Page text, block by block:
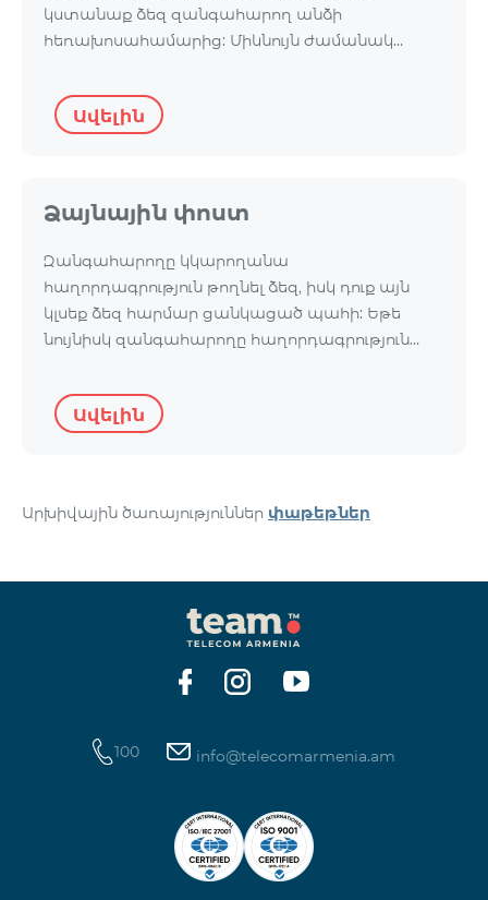
կստանաք ձեզ զանգահարող անձի
հեռախոսահամարից: Միևնույն ժամանակ…
Ավելին
Ձայնային փոստ
Զանգահարողը կկարողանա
հաղորդագրություն թողնել ձեզ, իսկ դուք այն
կլսեք ձեզ հարմար ցանկացած պահի: Եթե
նույնիսկ զանգահարողը հաղորդագրություն…
Ավելին
Արխիվային ծառայություններ փաթեթներ
100 info@telecomarmenia.am